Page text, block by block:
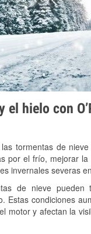
el hielo con
tormentas de
por el frío, mejorar
invernales severas
de nieve
Estas condiciones
motor y afectan la